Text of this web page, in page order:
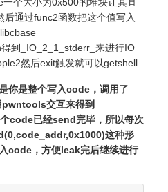
通过func2函数把这个值写入
到_IO_2_1_stderr_来进行IO
然后exit触发就可以getshell
你是整个写入code，调用了
交互来得到
code已经send完毕，所以每次
这种形
code，方便leak完后继续进行